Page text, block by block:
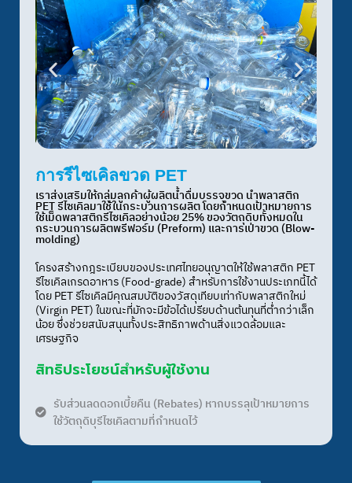
การรีไซเคิลขวด PET
เราส่งเสริมให้กลุ่มลูกค้าผู้ผลิตน้ำดื่มบรรจุขวด นำพลาสติก
PET รีไซเคิลมาใช้ในกระบวนการผลิต โดยกำหนดเป้าหมายการ
ใช้เม็ดพลาสติกรีไซเคิลอย่างน้อย 25% ของวัตถุดิบทั้งหมดใน
กระบวนการผลิตพรีฟอร์ม (Preform) และการเป่าขวด (Blow-
molding)
โครงสร้างกฎระเบียบของประเทศไทยอนุญาตให้ใช้พลาสติก PET
รีไซเคิลเกรดอาหาร (Food-grade) สำหรับการใช้งานประเภทนี้ได้
โดย PET รีไซเคิลมีคุณสมบัติของวัสดุเทียบเท่ากับพลาสติกใหม่
(Virgin PET) ในขณะที่มักจะมีข้อได้เปรียบด้านต้นทุนที่ต่ำกว่าเล็ก
น้อย ซึ่งช่วยสนับสนุนทั้งประสิทธิภาพด้านสิ่งแวดล้อมและ
เศรษฐกิจ
สิทธิประโยชน์สำหรับผู้ใช้งาน
รับส่วนลดดอกเบี้ยคืน (Rebates) หากบรรลุเป้าหมายการ
ใช้วัตถุดิบุรีไซเคิลตามที่กำหนดไว้